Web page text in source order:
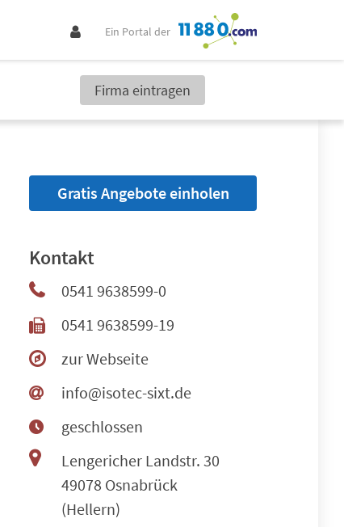
Ein Portal der
Firma eintragen
Gratis Angebote einholen
Kontakt
0541 9638599-0
0541 9638599-19
zur Webseite
info@isotec-sixt.de
geschlossen
Lengericher Landstr. 30
49078 Osnabrück
(Hellern)